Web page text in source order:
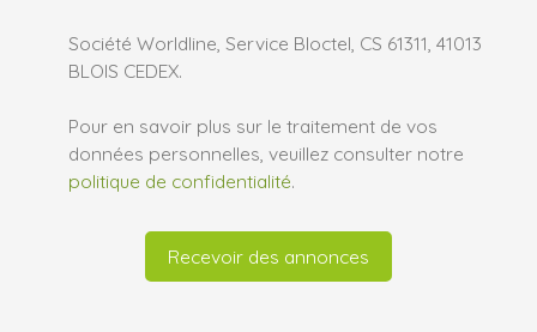
Société Worldline, Service Bloctel, CS 61311, 41013
BLOIS CEDEX.
Pour en savoir plus sur le traitement de vos
données personnelles, veuillez consulter notre
politique de confidentialité.
Recevoir des annonces